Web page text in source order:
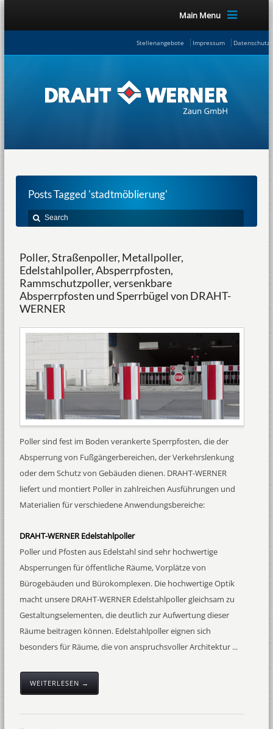
Main Menu
Stellenangebote Impressum
Posts Tagged 'stadtmöblierung'
Poller, Straßenpoller, Metallpoller,
Edelstahlpoller, Absperrpfosten,
Rammschutzpoller, versenkbare
Absperrpfosten und Sperrbügel von DRAHT-
WERNER
Poller sind fest im Boden verankerte Sperrpfosten, die der
Absperrung von Fußgängerbereichen, der Verkehrslenkung
oder dem Schutz von Gebäuden dienen. DRAHT-WERNER
liefert und montiert Poller in zahlreichen Ausführungen und
Materialien für verschiedene Anwendungsbereiche:
DRAHT-WERNER Edelstahlpoller
Poller und Pfosten aus Edelstahl sind sehr hochwertige
Absperrungen für öffentliche Räume, Vorplätze von
Bürogebäuden und Bürokomplexen. Die hochwertige Optik
macht unsere DRAHT-WERNER Edelstahlpoller gleichsam zu
Gestaltungselementen, die deutlich zur Aufwertung dieser
Räume beitragen können. Edelstahlpoller eignen sich
besonders für Räume, die von anspruchsvoller Architektur ...
WEITERLESEN →